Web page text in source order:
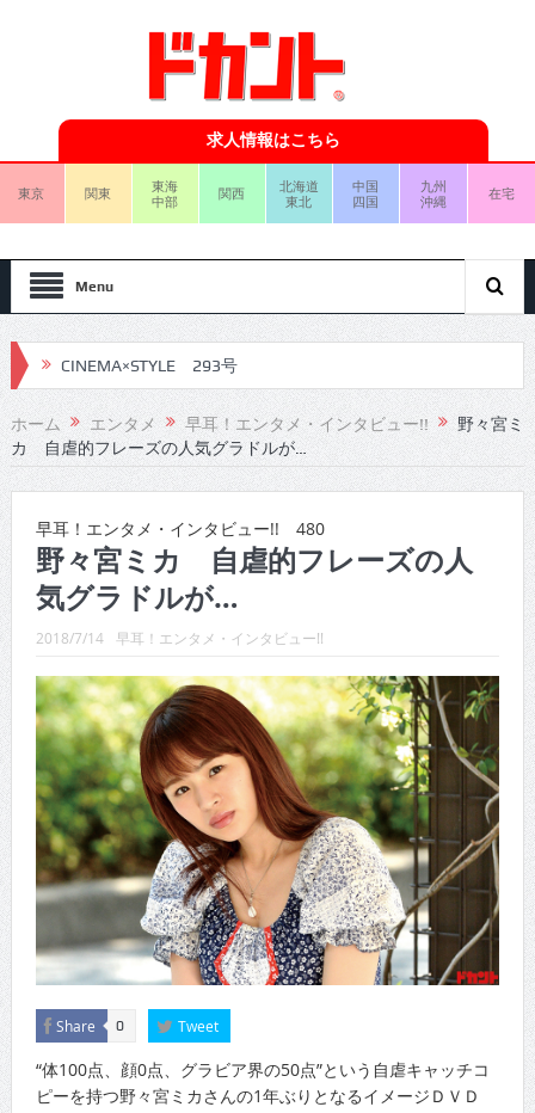
求人情報はこちら
東京 関東
東海
中部
関西
北海道
東北
中国
四国
九州
沖縄
在宅
Menu
CINEMA×STYLE 292号
CINEMA×STYLE 291号
CINEMA×STYLE 290号
CINEMA×STYLE 288号
CINEMA×STYLE 287号
CINEMA×STYLE 286号
CINEMA×STYLE 285号
CINEMA×STYLE 294号
CINEMA×STYLE 293号
ホーム エンタメ 早耳！エンタメ・インタビュー!!
野々宮ミ
カ 自虐的フレーズの人気グラドルが…
早耳！エンタメ・インタビュー!! 480
野々宮ミカ 自虐的フレーズの人
気グラドルが…
2018/7/14 早耳！エンタメ・インタビュー!!
Share 0 Tweet
“体100点、顔0点、グラビア界の50点”という自虐キャッチコ
ピーを持つ野々宮ミカさんの1年ぶりとなるイメージＤＶＤ